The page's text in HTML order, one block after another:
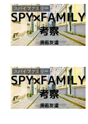
スパイファミリー
スパイファミリー